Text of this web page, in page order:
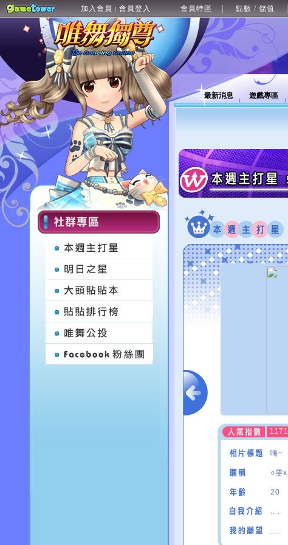
加入會員 | 會員登入 會員特區 點數 / 儲值
最新消息 遊戲專區
嗨~
○雯
20
....
....